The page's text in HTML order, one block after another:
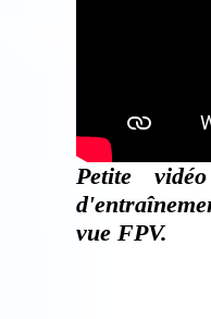
Petite
vue FPV.